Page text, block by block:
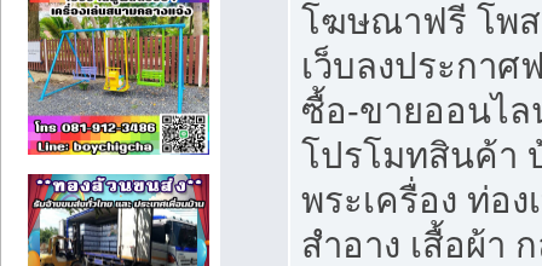
โฆษณาฟรี โพส
เว็บลงประกา
ซื้อ-ขายออนไล
โปรโมทสินค้า
พระเครื่อง ท่อง
สำอาง เสื้อผ้า